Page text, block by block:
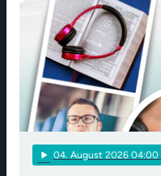
play_arrow 04. August 2026 04:00